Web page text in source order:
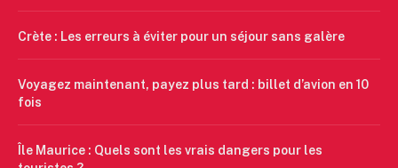
Crète : Les erreurs à éviter pour un séjour sans galère
Voyagez maintenant, payez plus tard : billet d’avion en 10
fois
Île Maurice : Quels sont les vrais dangers pour les